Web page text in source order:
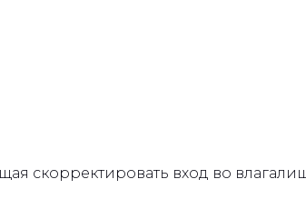
скорректировать вход во